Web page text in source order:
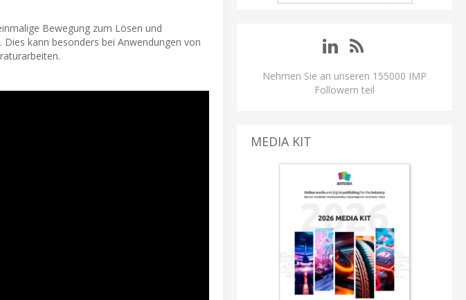
Bewegung zum Lösen und
kann besonders bei Anwendungen von
Nehmen Sie an unseren 155000 IMP
Followern teil
MEDIA KIT